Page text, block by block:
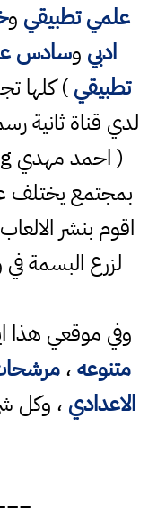
علمي تطبيقي و
ادبي وسادس
تطبيقي) كلها
لدي قناة ثانية
بمجتمع يختلف
اقوم بنشر
لزرع البسمة
وفي موقعي هذا
متنوعه،
الاعدادي ،